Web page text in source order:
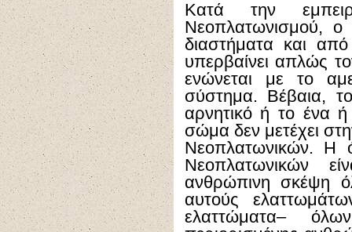
Κατά την
Νεοπλατωνισμού,
διαστήματα και
υπερβαίνει απλώς
ενώνεται με το
σύστημα. Βέβαια,
αρνητικό ή το ένα
σώμα δεν μετέχει
Νεοπλατωνικών. Η
Νεοπλατωνικών
ανθρώπινη σκέψη
αυτούς
ελαττώματα–